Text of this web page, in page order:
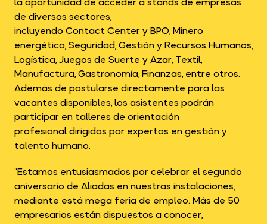
de diversos sectores,
incluyendo Contact Center y BPO, Minero
energético, Seguridad, Gestión y Recursos Humanos,
Logística, Juegos de Suerte y Azar, Textil,
Manufactura, Gastronomía, Finanzas, entre otros.
Además de postularse directamente para las
vacantes disponibles, los asistentes podrán
participar en talleres de orientación
profesional dirigidos por expertos en gestión y
talento humano.
“Estamos entusiasmados por celebrar el segundo
aniversario de Aliadas en nuestras instalaciones,
mediante está mega feria de empleo. Más de 50
empresarios están dispuestos a conocer,